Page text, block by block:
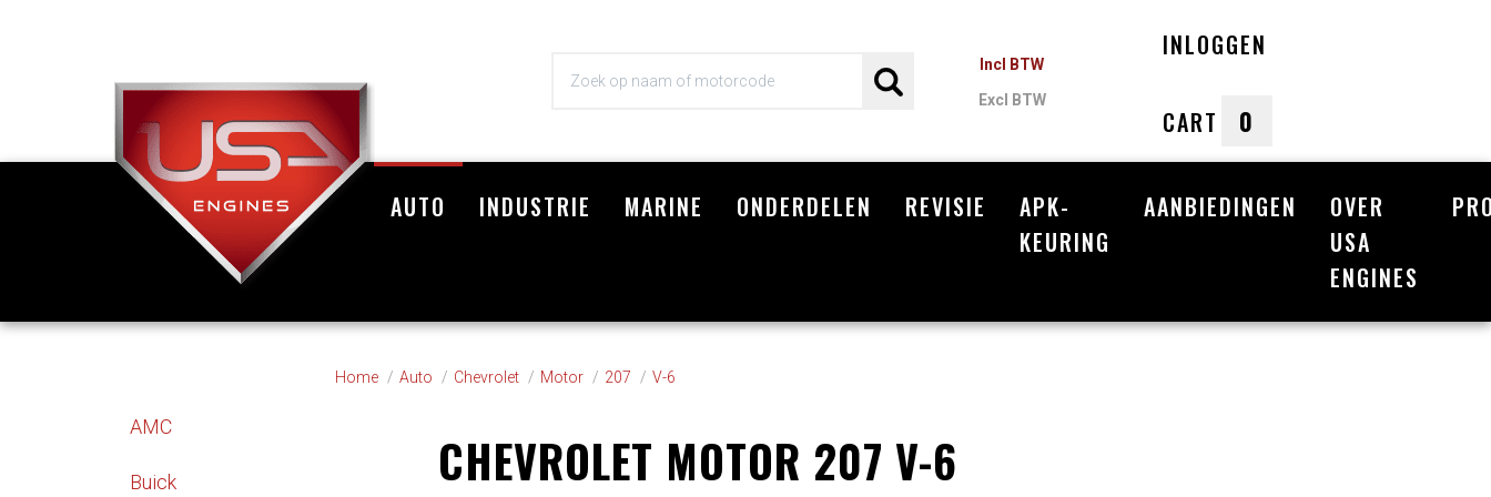
Incl BTW
Excl BTW
INLOGGEN
CART 0
Winkelwagen
AUTO INDUSTRIE MARINE ONDERDELEN REVISIE
APK-
KEURING
AANBIEDINGEN
OVER
USA
ENGINES
Home Auto Chevrolet Motor 207 V-6
AMC
Buick CHEVROLET MOTOR 207 V-6